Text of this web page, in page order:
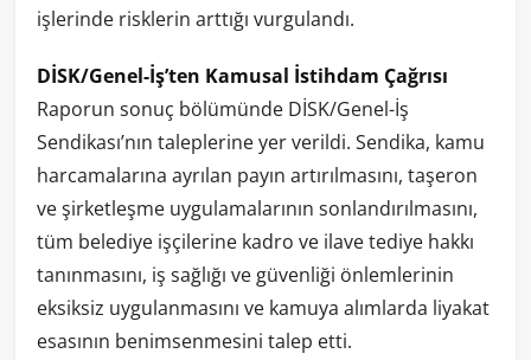
işlerinde risklerin arttığı vurgulandı.
DİSK/Genel-İş’ten Kamusal İstihdam Çağrısı
Raporun sonuç bölümünde DİSK/Genel-İş
Sendikası’nın taleplerine yer verildi. Sendika, kamu
harcamalarına ayrılan payın artırılmasını, taşeron
ve şirketleşme uygulamalarının sonlandırılmasını,
tüm belediye işçilerine kadro ve ilave tediye hakkı
tanınmasını, iş sağlığı ve güvenliği önlemlerinin
eksiksiz uygulanmasını ve kamuya alımlarda liyakat
esasının benimsenmesini talep etti.